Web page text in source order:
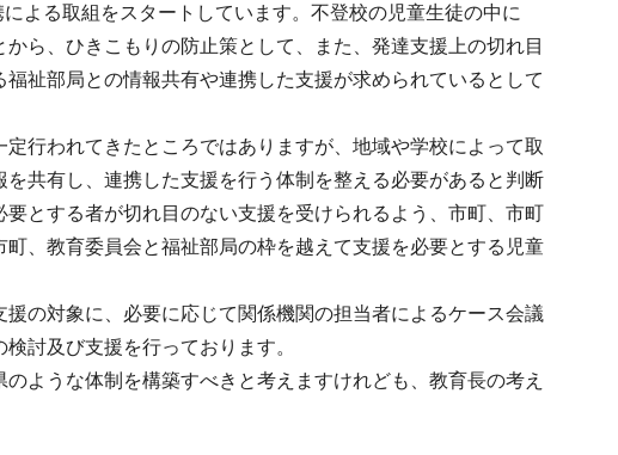
よる取組をスタートしています。不登校の児童生徒の中に
ら、ひきこもりの防止策として、また、発達支援上の切れ目
祉部局との情報共有や連携した支援が求められているとして
行われてきたところではありますが、地域や学校によって取
共有し、連携した支援を行う体制を整える必要があると判断
とする者が切れ目のない支援を受けられるよう、市町、市町
、教育委員会と福祉部局の枠を越えて支援を必要とする児童
の対象に、必要に応じて関係機関の担当者によるケース会議
討及び支援を行っております。
ような体制を構築すべきと考えますけれども、教育長の考え